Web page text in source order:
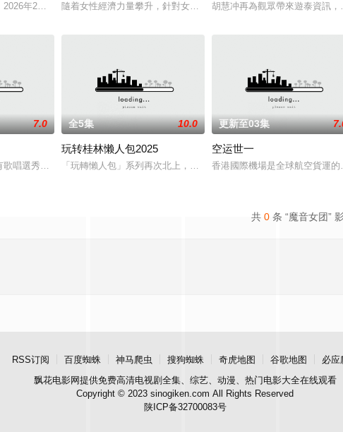
它們卻是建構城市的重要部份，也是
年2月27日首播隨着女性經濟力量攀升，針對女性群的吃喝玩樂體驗應運而生。麥玲
胡慧冲再為觀眾帶來遊泰資訊，
— 塔斯曼尼亞。行程自南部首府荷
7.0
唱選秀節目，提供成就夢想的舞台，為樂壇發掘新力量。《聲秀》作為繼
全5集 10.0
玩转桂林懒人包2025
「玩轉懶人包」系列再次北上，發掘更多「食買玩」情報。薛家燕這
更新至03集
空运世一
香港國際機場是全球航空貨運的
共 0 条 “魔音女团”
RSS订阅 百度蜘蛛 神马爬虫 搜狗蜘蛛 奇虎地图 谷歌地图
必应
飘花电影网提供免费高清电视剧全集、综艺、动漫、热门电影大全在线观看
Copyright © 2023 sinogiken.com All Rights Reserved
陕ICP备32700083号